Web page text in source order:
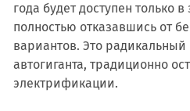
года будет доступен только
полностью отказавшись от
вариантов. Это радикальный
автогиганта, традиционно
электрификации.